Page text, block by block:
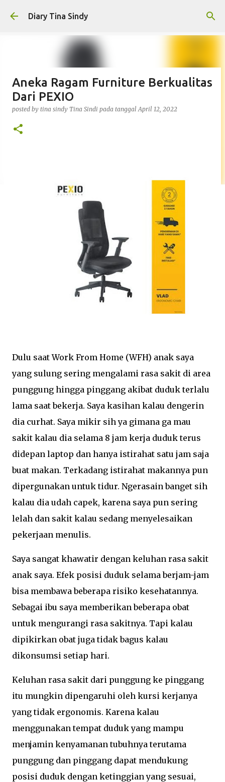
Langsung ke konten utama
Diary Tina Sindy
Aneka Ragam Furniture Berkualitas
Dari PEXIO
posted by tina sindy Tina Sindi pada tanggalApril 12, 2022
Dulu saat Work From Home (WFH) anak saya
yang sulung sering mengalami rasa sakit di area
punggung hingga pinggang akibat duduk terlalu
lama saat bekerja. Saya kasihan kalau dengerin
dia curhat. Saya mikir sih ya gimana ga mau
sakit kalau dia selama 8 jam kerja duduk terus
didepan laptop dan hanya istirahat satu jam saja
buat makan. Terkadang istirahat makannya pun
dipergunakan untuk tidur. Ngerasain banget sih
kalau dia udah capek, karena saya pun sering
lelah dan sakit kalau sedang menyelesaikan
pekerjaan menulis.
Saya sangat khawatir dengan keluhan rasa sakit
anak saya. Efek posisi duduk selama berjam-jam
bisa membawa beberapa risiko kesehatannya.
Sebagai ibu saya memberikan beberapa obat
untuk mengurangi rasa sakitnya. Tapi kalau
dipikirkan obat juga tidak bagus kalau
dikonsumsi setiap hari.
Keluhan rasa sakit dari punggung ke pinggang
itu mungkin dipengaruhi oleh kursi kerjanya
yang tidak ergonomis. Karena kalau
menggunakan tempat duduk yang mampu
menjamin kenyamanan tubuhnya terutama
punggung dan pinggang dapat mendukung
posisi duduk dengan ketinggian yang sesuai,